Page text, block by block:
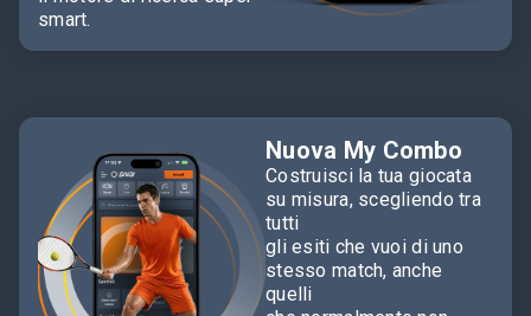
smart.
Nuova My Combo
Costruisci la tua giocata
su misura, scegliendo tra
tutti
gli esiti che vuoi di uno
stesso match, anche
quelli